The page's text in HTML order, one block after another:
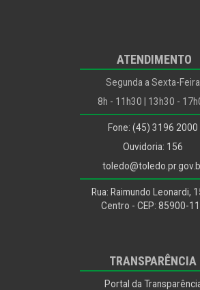
ATENDIMENTO
Segunda a Sexta-Feira
8h - 11h30 | 13h30 -
Fone: (45) 3196 2000
Ouvidoria: 156
Rua: Raimundo Leonardi,
Centro - CEP: 85900-
TRANSPARÊNCIA
Portal da